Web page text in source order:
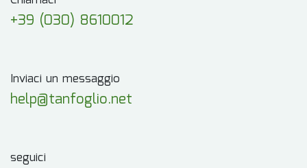
+39 (030) 8610012
Inviaci un messaggio
help@tanfoglio.net
seguici